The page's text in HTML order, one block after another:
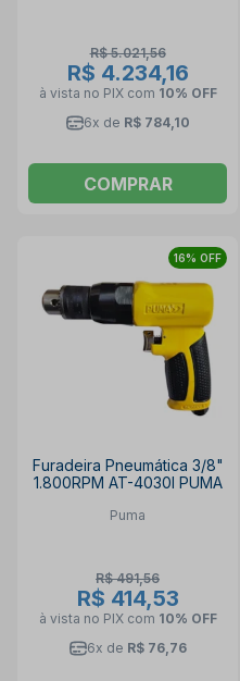
R$ 5.021,56
R$ 4.234,16
à vista no PIX com 10% OFF
6x de R$ 784,10
COMPRAR
16% OFF
Furadeira Pneumática 3/8"
1.800RPM AT-4030I PUMA
Puma
R$ 491,56
R$ 414,53
à vista no PIX com 10% OFF
6x de R$ 76,76